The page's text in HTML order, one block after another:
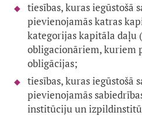
tiesības, kuras iegūstošā
pievienojamās katras
kategorijas kapitāla
obligacionāriem, kuriem
obligācijas;
tiesības, kuras iegūstošā
pievienojamās
institūciju un